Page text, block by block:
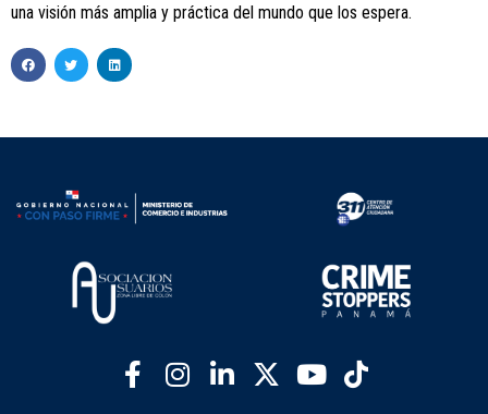
una visión más amplia y práctica del mundo que los espera.